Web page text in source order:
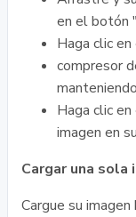
en el botón
Haga clic
compresor
Haga clic
imagen en
Cargar una sola
Cargue su